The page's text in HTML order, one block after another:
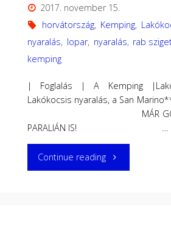
nyaralás"
2017. november 15.
horvátország, Kemping,
nyaralás, lopar, nyaralás, rab
kemping
| Foglalás | A Kemping
Lakókocsis nyaralás, a San
MÁR
PARALIÁN IS! …
Continue reading"Árak